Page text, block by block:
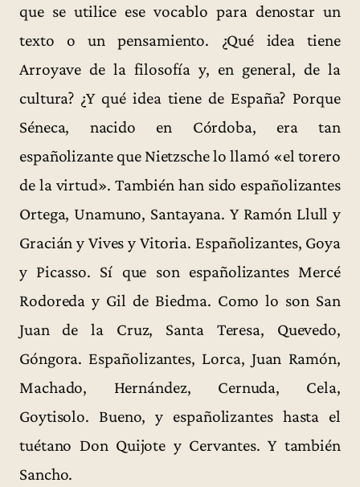
que se utilice ese vocablo para denostar un
texto o un pensamiento. ¿Qué idea tiene
Arroyave de la filosofía y, en general, de la
cultura? ¿Y qué idea tiene de España? Porque
Séneca, nacido en Córdoba, era tan
españolizante que Nietzsche lo llamó «el torero
de la virtud». También han sido españolizantes
Ortega, Unamuno, Santayana. Y Ramón Llull y
Gracián y Vives y Vitoria. Españolizantes, Goya
y Picasso. Sí que son españolizantes Mercé
Rodoreda y Gil de Biedma. Como lo son San
Juan de la Cruz, Santa Teresa, Quevedo,
Góngora. Españolizantes, Lorca, Juan Ramón,
Machado, Hernández, Cernuda, Cela,
Goytisolo. Bueno, y españolizantes hasta el
tuétano Don Quijote y Cervantes. Y también
Sancho.